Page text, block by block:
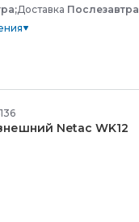
Доставка Послезавтра
Netac WK12